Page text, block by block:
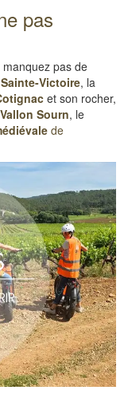
pas
pas de
Sainte-Victoire, la
et son rocher,
Vallon Sourn, le
de